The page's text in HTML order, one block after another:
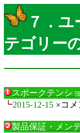
７．
テゴリー
スポークテンシ
┗2015-12-15 ×コ
製品保証・メン